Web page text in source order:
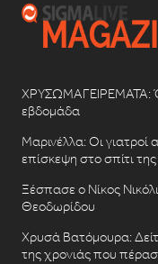
ΧΡΥΣΩΜΑΓΕΙΡΕΜΑΤΑ:
εβδομάδα
Μαρινέλλα: Οι
επίσκεψη στο σπίτι της
Ξέσπασε ο Νίκος
Θεοδωρίδου
Χρυσά Βατόμουρα: Δείτε
της χρονιάς που